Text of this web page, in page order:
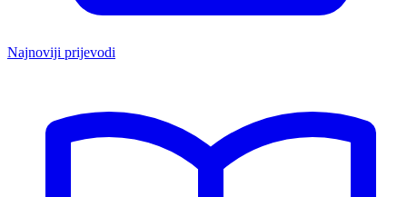
Najnoviji prijevodi